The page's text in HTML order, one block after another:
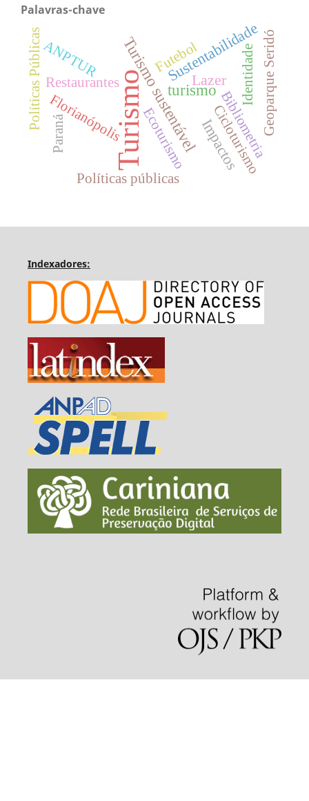
Palavras-chave
Turismo
Turismo sustentável
turismo
Impactos
Lazer
Sustentabilidade
Ecoturismo
Florianópolis
Políticas públicas
Restaurantes
Paraná
Políticas Públicas Bibliometria
Identidade
Futebol
ANPTUR Geoparque Seridó
Cicloturismo
Indexadores: